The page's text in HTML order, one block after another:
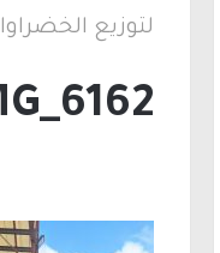
لتوزيع